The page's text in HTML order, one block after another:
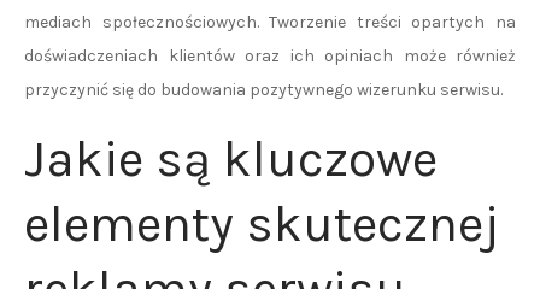
mediach społecznościowych. Tworzenie treści opartych na
doświadczeniach klientów oraz ich opiniach może również
przyczynić się do budowania pozytywnego wizerunku serwisu.
Jakie są kluczowe
elementy skutecznej